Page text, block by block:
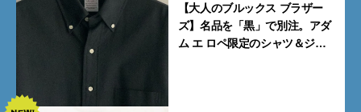
【大人のブルックス ブラザー
ズ】名品を「黒」で別注。アダ
ム エ ロペ限定のシャツ＆ジャ